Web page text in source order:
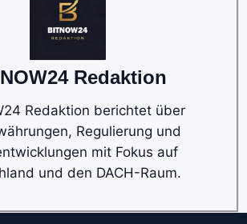
Redaktion
Redaktion berichtet über
Regulierung und
mit Fokus auf
und den DACH-Raum.